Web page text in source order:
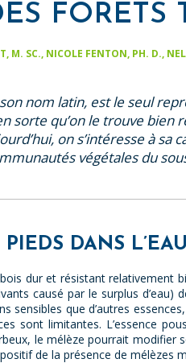
FORÊTS
M. SC., NICOLE FENTON, PH. D.,
nom latin, est le seul
sorte qu’on le trouve
on s’intéresse à
végétales du
DANS L’EAU
dur et résistant
causé par le surplus
sensibles que d’autres
sont limitantes. L’essence
le mélèze pourrait
de la présence de mélèzes